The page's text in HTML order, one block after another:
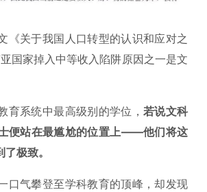
《关于我国人口转型的认识和应对之
国家掉入中等收入陷阱原因之一是文
育系统中最高级别的学位， 若说文科
便站在最尴尬的位置上——他们将这
极致。
口气攀登至学科教育的顶峰，却发现